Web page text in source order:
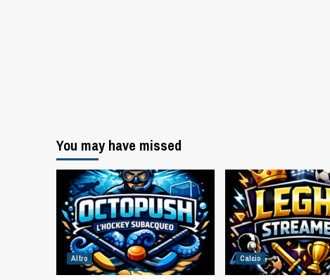
You may have missed
Altro Calcio